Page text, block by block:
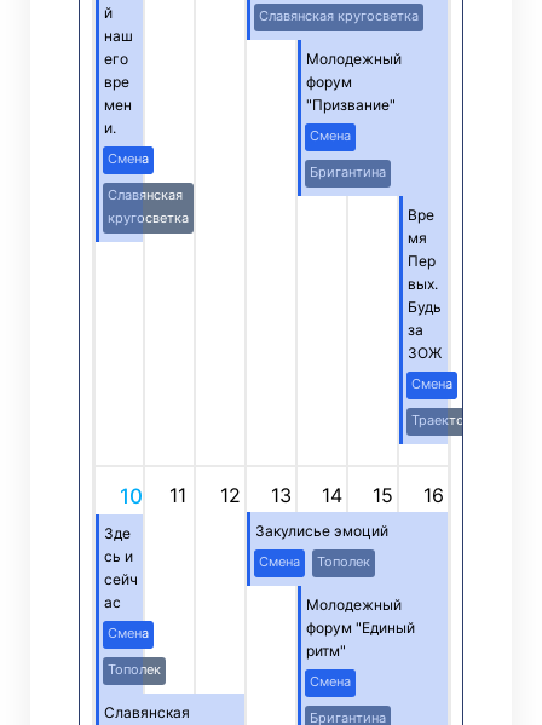
й
наш
его
вре
мен
и.
Смена
Славянская
кругосветка
Славянская кругосветка
Молодежный
форум
"Призвание"
Смена
Бригантина
Вре
мя
Пер
вых.
Будь
за
ЗОЖ
Смена
Траектория
10
Зде
сь и
сейч
ас
Смена
Тополек
Славянская
11 12 13
Закулисье эмоций
Смена Тополек
14
Молодежный
форум "Единый
ритм"
Смена
Бригантина
15 16